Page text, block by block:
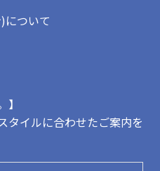
について
タイルに合わせたご案内を